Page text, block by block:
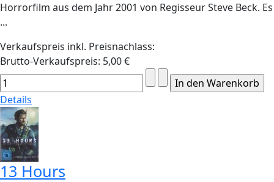
Horrorfilm aus dem Jahr 2001 von Regisseur Steve Beck. Es
...
Verkaufspreis inkl. Preisnachlass:
Brutto-Verkaufspreis: 5,00 €
Details
13 Hours